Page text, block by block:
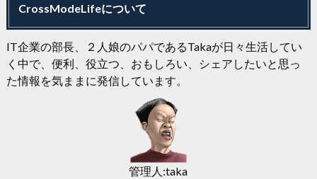
CrossModeLifeについて
IT企業の部長、２人娘のパパであるTakaが日々生活してい
く中で、便利、役立つ、おもしろい、シェアしたいと思っ
た情報を気ままに発信しています。
管理人:taka